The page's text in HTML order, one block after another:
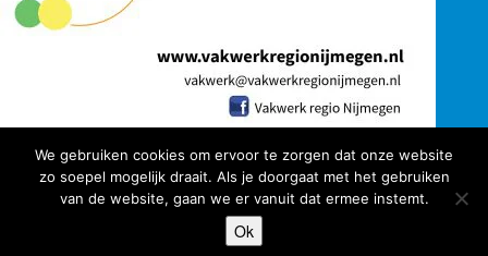
VakwerK Regio Nijmegen
Ontworpen met deCustomizr thema
We gebruiken cookies om ervoor te zorgen dat onze website
zo soepel mogelijk draait. Als je doorgaat met het gebruiken
van de website, gaan we er vanuit dat ermee instemt.
Ok